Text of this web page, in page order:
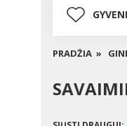
PRADŽIA »